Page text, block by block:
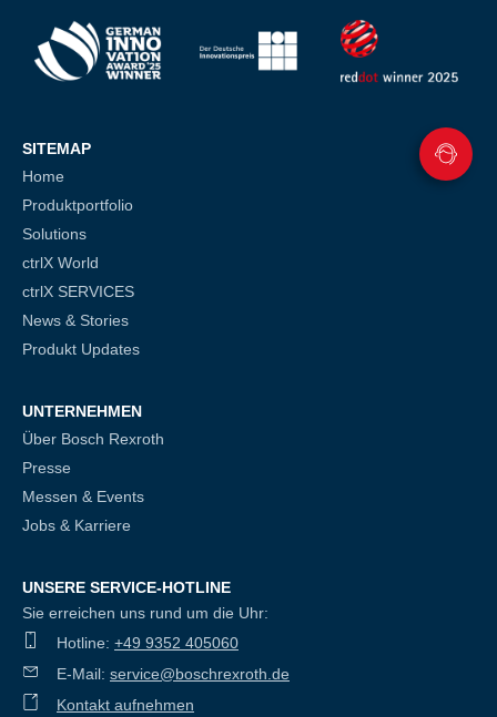
SITEMAP
Home
Produktportfolio
Solutions
ctrlX World
ctrlX SERVICES
News & Stories
Produkt Updates
UNTERNEHMEN
Über Bosch Rexroth
Presse
Messen & Events
Jobs & Karriere
UNSERE SERVICE-HOTLINE
Sie erreichen uns rund um die Uhr:
Hotline: +49 9352 405060
E-Mail: service@boschrexroth.de
Kontakt aufnehmen